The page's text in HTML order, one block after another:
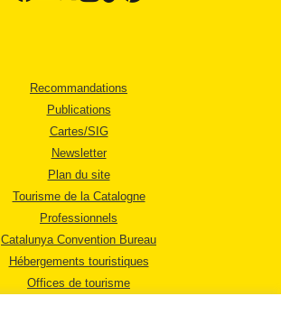
Recommandations
Publications
Cartes/SIG
Newsletter
Plan du site
Tourisme de la Catalogne
Professionnels
Catalunya Convention Bureau
Hébergements touristiques
Offices de tourisme